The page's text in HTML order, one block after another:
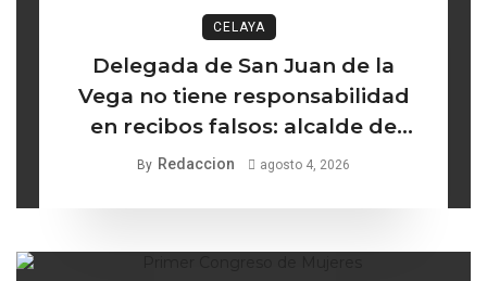
CELAYA
Delegada de San Juan de la
Vega no tiene responsabilidad
en recibos falsos: alcalde de
Celaya
By Redaccion agosto 4, 2026